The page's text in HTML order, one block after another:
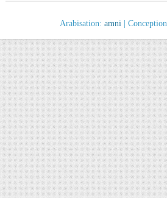
Arabisation: amni | Conception